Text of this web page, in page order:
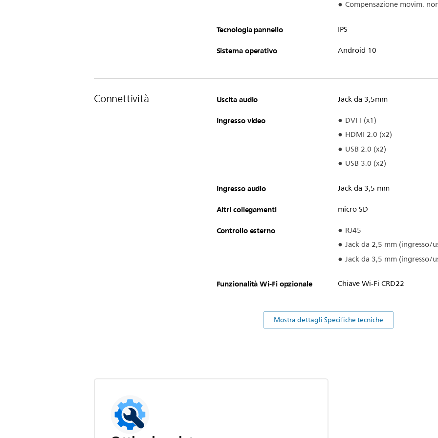
Compensazione movim.
Tecnologia pannello IPS
Sistema operativo Android 10
Connettività Uscita audio Jack da 3,5mm
Ingresso video
DVI-I (x1)
HDMI 2.0 (x2)
USB 2.0 (x2)
USB 3.0 (x2)
Ingresso audio Jack da 3,5 mm
Altri collegamenti micro SD
Controllo esterno
RJ45
Jack da 2,5 mm (ingresso/
Jack da 3,5 mm (ingresso/
Funzionalità Wi-Fi opzionale Chiave Wi-Fi CRD22
Mostra dettagli Specifiche tecniche